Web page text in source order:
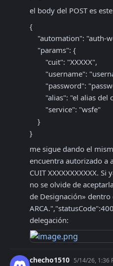
el body del POST es
{
}
me sigue dando el
encuentra autorizado a
CUIT XXXXXXXXXXX.
no se olvide de
de Designación»
delegación:
checho1510 5/14/26, 1:36